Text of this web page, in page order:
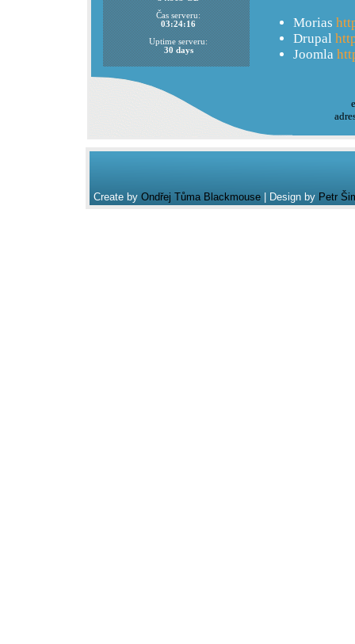
Morias
Drupal
Joomla
Čas serveru:
03:24:16
Uptime serveru:
30 days
Create by Ondřej Tůma Blackmouse| Design by Petr